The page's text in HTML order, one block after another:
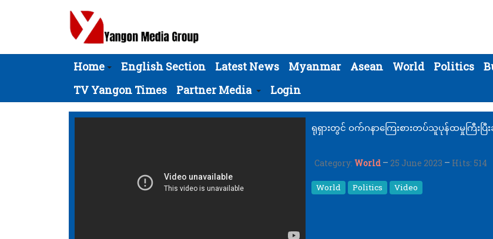
Home English Section Latest News Myanmar Asean World Politics
TV Yangon Times
Partner Media Login
ရုရှားတွင် ဝက်ဂနာကြေးစားတပ်သူပုန်ထမှုကြီးပြီ
Category: World 25 June 2023 Hits: 514
World Politics Video